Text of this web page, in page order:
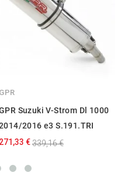
GPR
Suzuki V-Strom Dl 1000
2016 e3 S.191.TRI
271,33 €339,16 €